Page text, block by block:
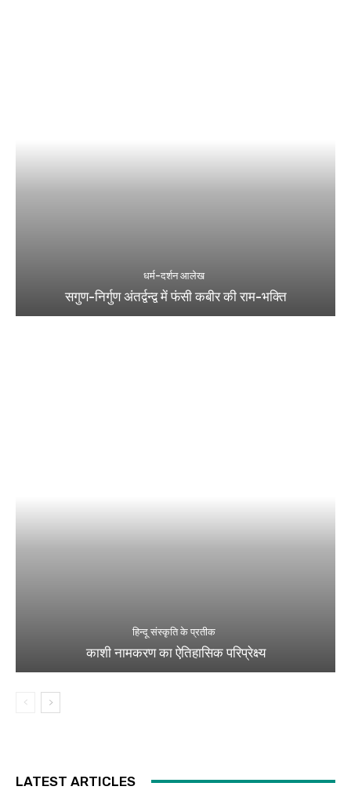
धर्म-दर्शन आलेख
सगुण-निर्गुण अंतर्द्वन्द्व में फंसी कबीर की राम-भक्ति
हिन्दू संस्कृति के प्रतीक
काशी नामकरण का ऐतिहासिक परिप्रेक्ष्य
LATEST ARTICLES